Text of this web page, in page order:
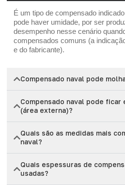
É um tipo de compensado
pode haver umidade, por ser
desempenho nesse cenário
compensados comuns (a
e do fabricante).
Compensado naval pode
Compensado naval pode ficar
(área externa)?
Quais são as medidas mais
naval?
Quais espessuras de
usadas?